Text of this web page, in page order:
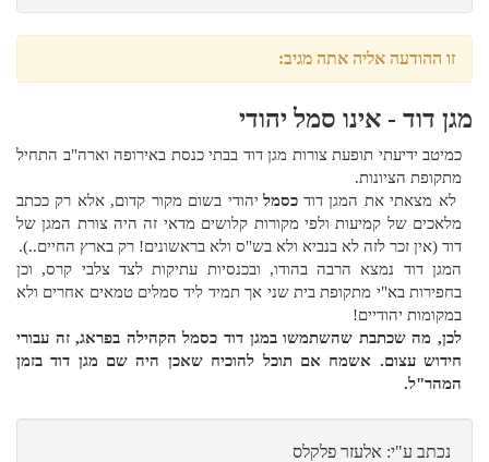
זו ההודעה אליה אתה מגיב:
מגן דוד - אינו סמל יהודי
כמיטב ידיעתי תופעת צורות מגן דוד בבתי כנסת באירופה וארה"ב התחיל
מתקופת הציונות.
לא מצאתי את המגן דוד כסמל יהודי בשום מקור קדום, אלא רק ככתב
מלאכים של קמיעות ולפי מקורות קלושים מדאי זה היה צורת המגן של
דוד (אין זכר לזה לא בנביא ולא בש"ס ולא בראשונים! רק בארץ החיים..).
המגן דוד נמצא הרבה בהודו, ובכנסיות עתיקות לצד צלבי קרס, וכן
בחפירות בא"י מתקופת בית שני אך תמיד ליד סמלים טמאים אחרים ולא
במקומות יהודיים!
לכן, מה שכתבת שהשתמשו במגן דוד כסמל הקהילה בפראג, זה עבורי
חידוש עצום. אשמח אם תוכל להוכיח שאכן היה שם מגן דוד בזמן
המהר"ל.
נכתב ע"י: אלעזר פלקלס